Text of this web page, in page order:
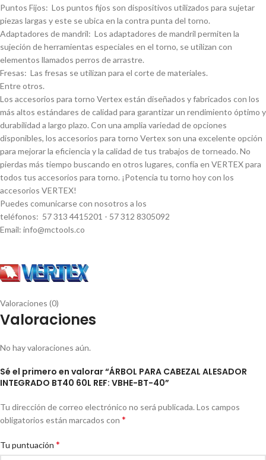
Puntos Fijos: Los puntos fijos son dispositivos utilizados para sujetar
piezas largas y este se ubica en la contra punta del torno.
Adaptadores de mandril: Los adaptadores de mandril permiten la
sujeción de herramientas especiales en el torno, se utilizan con
elementos llamados perros de arrastre.
Fresas: Las fresas se utilizan para el corte de materiales.
Entre otros.
Los accesorios para torno Vertex están diseñados y fabricados con los
más altos estándares de calidad para garantizar un rendimiento óptimo y
durabilidad a largo plazo. Con una amplia variedad de opciones
disponibles, los accesorios para torno Vertex son una excelente opción
para mejorar la eficiencia y la calidad de tus trabajos de torneado. No
pierdas más tiempo buscando en otros lugares, confí­a en VERTEX para
todos tus accesorios para torno. ¡Potencia tu torno hoy con los
accesorios VERTEX!
Puedes comunicarse con nosotros a los
teléfonos: 57 313 4415201 - 57 312 8305092
Email: info@mctools.co
Valoraciones (0)
Valoraciones
No hay valoraciones aún.
Sé el primero en valorar “ÁRBOL PARA CABEZAL ALESADOR
INTEGRADO BT40 60L REF: VBHE-BT-40”
Tu dirección de correo electrónico no será publicada. Los campos
obligatorios están marcados con *
Tu puntuación *